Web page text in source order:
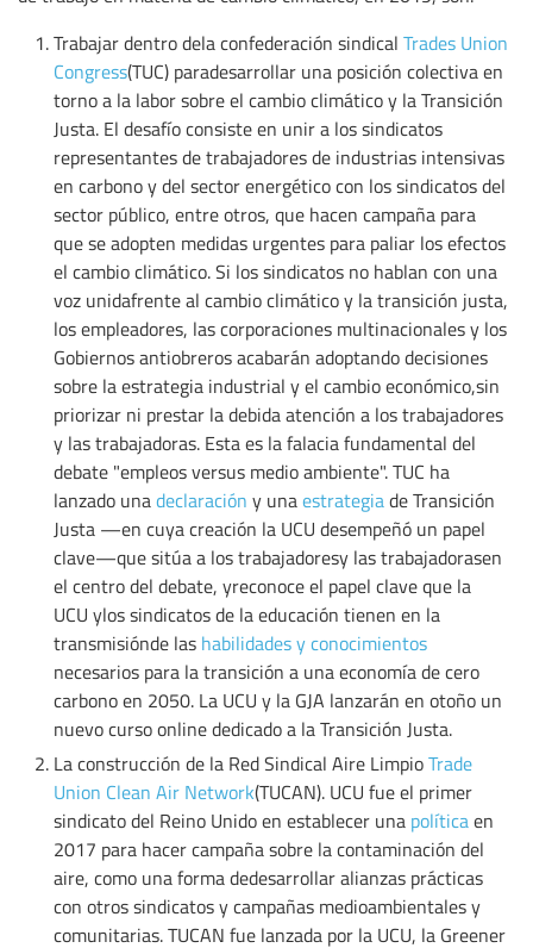
Trabajar dentro dela confederación sindical Trades Union
Congress(TUC) paradesarrollar una posición colectiva en
torno a la labor sobre el cambio climático y la Transición
Justa. El desafío consiste en unir a los sindicatos
representantes de trabajadores de industrias intensivas
en carbono y del sector energético con los sindicatos del
sector público, entre otros, que hacen campaña para
que se adopten medidas urgentes para paliar los efectos
el cambio climático. Si los sindicatos no hablan con una
voz unidafrente al cambio climático y la transición justa,
los empleadores, las corporaciones multinacionales y los
Gobiernos antiobreros acabarán adoptando decisiones
sobre la estrategia industrial y el cambio económico,sin
priorizar ni prestar la debida atención a los trabajadores
y las trabajadoras. Esta es la falacia fundamental del
debate "empleos versus medio ambiente". TUC ha
lanzado unadeclaración y unaestrategiade Transición
Justa —en cuya creación la UCU desempeñó un papel
clave—que sitúa a los trabajadoresy las trabajadorasen
el centro del debate, yreconoce el papel clave que la
UCU ylos sindicatos de la educación tienen en la
transmisiónde las habilidades y conocimientos
necesarios para la transición a una economía de cero
carbono en 2050. La UCU y la GJA lanzarán en otoño un
nuevo curso online dedicado a la Transición Justa.
La construcción de la Red Sindical Aire LimpioTrade
Union Clean Air Network(TUCAN). UCU fue el primer
sindicato del Reino Unido en establecer una políticaen
2017 para hacer campaña sobre la contaminación del
aire, como una forma dedesarrollar alianzas prácticas
con otros sindicatos y campañas medioambientales y
comunitarias. TUCAN fue lanzada por la UCU, la Greener